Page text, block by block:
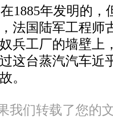
1885年发明的，
法国陆军工程师
兵工厂的墙壁上
这台蒸汽汽车近
。
我们转载了您的